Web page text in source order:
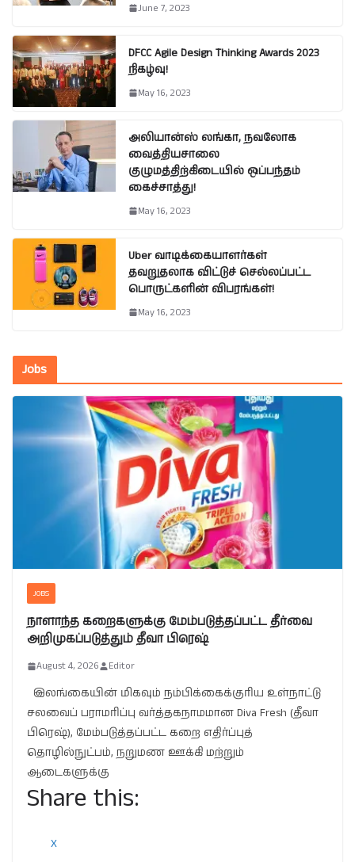
June 7, 2023
DFCC Agile Design Thinking Awards 2023
நிகழ்வு!
May 16, 2023
அலியான்ஸ் லங்கா, நவலோக
வைத்தியசாலை
குழுமத்திற்கிடையில் ஒப்பந்தம்
கைச்சாத்து!
May 16, 2023
Uber வாடிக்கையாளர்கள்
தவறுதலாக விட்டுச் செல்லப்பட்ட
பொருட்களின் விபரங்கள்!
May 16, 2023
Jobs
JOBS
நாளாந்த கறைகளுக்கு மேம்படுத்தப்பட்ட தீர்வை
அறிமுகப்படுத்தும் தீவா பிரெஷ்
August 4, 2026 Editor
இலங்கையின் மிகவும் நம்பிக்கைக்குரிய உள்நாட்டு
சலவைப் பராமரிப்பு வர்த்தகநாமமான Diva Fresh (தீவா
பிரெஷ்), மேம்படுத்தப்பட்ட கறை எதிர்ப்புத்
தொழில்நுட்பம், நறுமண ஊக்கி மற்றும்
ஆடைகளுக்கு
Share this:
X